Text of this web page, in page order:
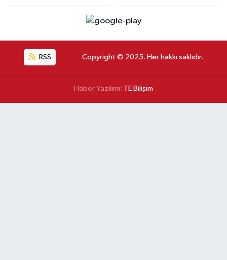
RSS Copyright © 2025. Her hakkı saklıdır.
Haber Yazılımı: TE Bilişim